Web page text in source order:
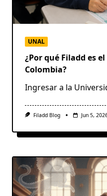
UNAL
¿Por qué Filadd es
Colombia?
Ingresar a la
Filadd Blog Jun 5,